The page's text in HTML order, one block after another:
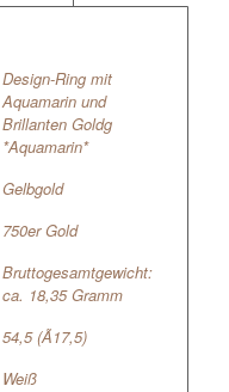
Design-Ring mit
Aquamarin und
Brillanten Goldg
*Aquamarin*
Gelbgold
750er Gold
Bruttogesamtgewicht:
ca. 18,35 Gramm
54,5 (Ã17,5)
Weiß